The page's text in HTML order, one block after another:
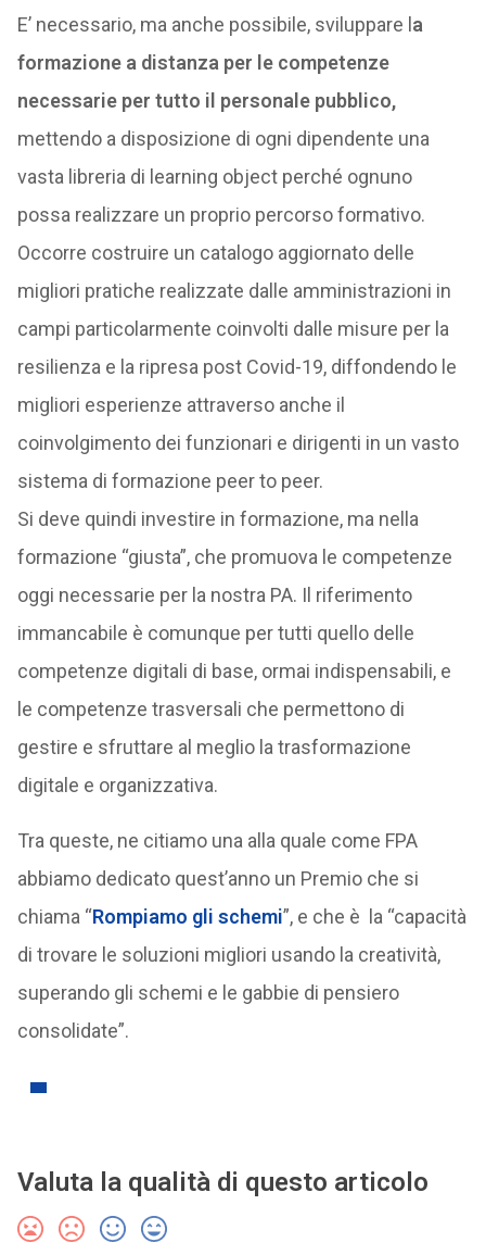
E’ necessario, ma anche possibile, sviluppare l a
formazione a distanza per le competenze
necessarie per tutto il personale pubblico,
mettendo a disposizione di ogni dipendente una
vasta libreria di learning object perché ognuno
possa realizzare un proprio percorso formativo.
Occorre costruire un catalogo aggiornato delle
migliori pratiche realizzate dalle amministrazioni in
campi particolarmente coinvolti dalle misure per la
resilienza e la ripresa post Covid-19, diffondendo le
migliori esperienze attraverso anche il
coinvolgimento dei funzionari e dirigenti in un vasto
sistema di formazione peer to peer.
Si deve quindi investire in formazione, ma nella
formazione “giusta”, che promuova le competenze
oggi necessarie per la nostra PA. Il riferimento
immancabile è comunque per tutti quello delle
competenze digitali di base, ormai indispensabili, e
le competenze trasversali che permettono di
gestire e sfruttare al meglio la trasformazione
digitale e organizzativa.
Tra queste, ne citiamo una alla quale come FPA
abbiamo dedicato quest’anno un Premio che si
chiama “Rompiamo gli schemi”, e che è la “capacità
di trovare le soluzioni migliori usando la creatività,
superando gli schemi e le gabbie di pensiero
consolidate”.
Valuta la qualità di questo articolo